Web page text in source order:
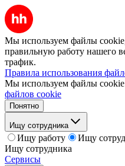
Мы используем файлы
правильную работу нашего
трафик.
Правила использования
Мы используем файлы
файлов cookie
Понятно
Ищу сотрудника
Ищу работу
Ищу
Ищу сотрудника
Сервисы